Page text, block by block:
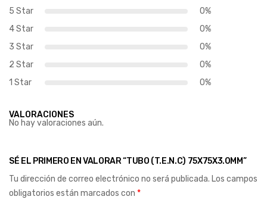
5 Star
0%
4 Star
0%
3 Star
0%
2 Star
0%
1 Star
0%
VALORACIONES
No hay valoraciones aún.
SÉ EL PRIMERO EN VALORAR “TUBO (T.E.N.C) 75X75X3.0MM”
Tu dirección de correo electrónico no será publicada. Los campos
obligatorios están marcados con *